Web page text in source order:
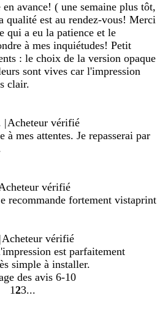
avance! ( une semaine plus tôt,
qualité est au rendez-vous! Merci
qui a eu la patience et le
à mes inquiétudes! Petit
: le choix de la version opaque
sont vives car l'impression
clair.
|Acheteur vérifié
mes attentes. Je repasserai par
vérifié
recommande fortement vistaprint
|Acheteur vérifié
est parfaitement
simple à installer.
des avis 6-10
Accéder
1 Accéder
2Accéder
3